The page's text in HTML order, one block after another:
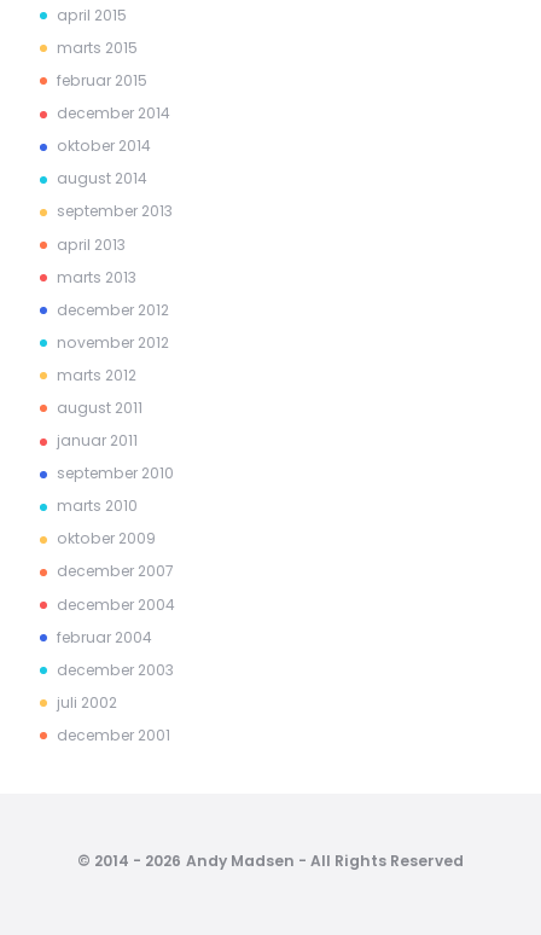
april 2015
marts 2015
februar 2015
december 2014
oktober 2014
august 2014
september 2013
april 2013
marts 2013
december 2012
november 2012
marts 2012
august 2011
januar 2011
september 2010
marts 2010
oktober 2009
december 2007
december 2004
februar 2004
december 2003
juli 2002
december 2001
© 2014 - 2026 Andy Madsen - All Rights Reserved